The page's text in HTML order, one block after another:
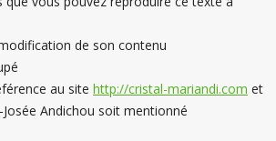
modification de son contenu
au site http://cristal-mariandi.com et
Andichou soit mentionné